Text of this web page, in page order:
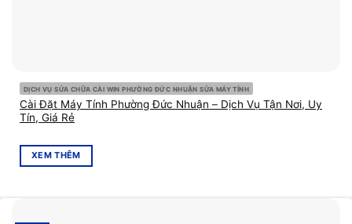
DỊCH VỤ SỬA CHỮA CÀI WIN PHƯỜNG ĐỨC NHUẬN SỬA MÁY TÍNH
Cài Đặt Máy Tính Phường Đức Nhuận – Dịch Vụ Tận Nơi, Uy
Tín, Giá Rẻ
XEM THÊM